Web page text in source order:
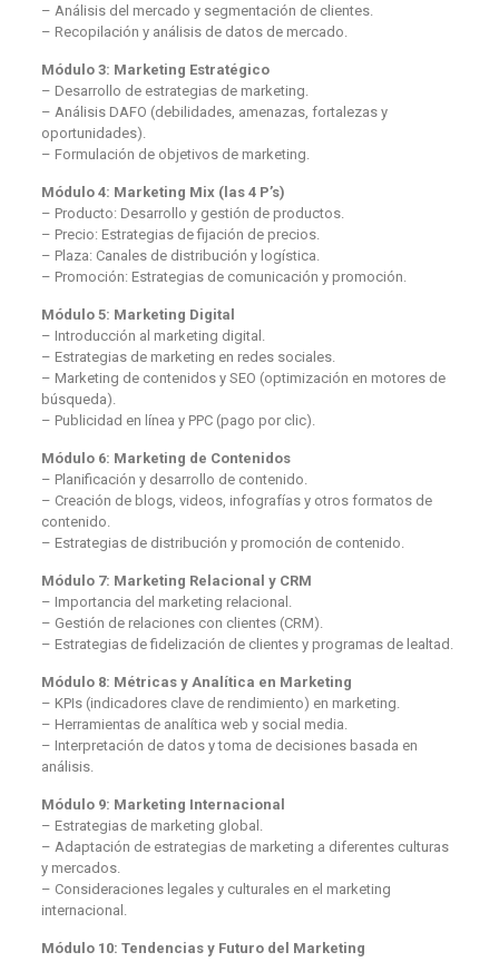
– Análisis del mercado y segmentación de clientes.
– Recopilación y análisis de datos de mercado.
Módulo 3: Marketing Estratégico
– Desarrollo de estrategias de marketing.
– Análisis DAFO (debilidades, amenazas, fortalezas y
oportunidades).
– Formulación de objetivos de marketing.
Módulo 4: Marketing Mix (las 4 P’s)
– Producto: Desarrollo y gestión de productos.
– Precio: Estrategias de fijación de precios.
– Plaza: Canales de distribución y logística.
– Promoción: Estrategias de comunicación y promoción.
Módulo 5: Marketing Digital
– Introducción al marketing digital.
– Estrategias de marketing en redes sociales.
– Marketing de contenidos y SEO (optimización en motores de
búsqueda).
– Publicidad en línea y PPC (pago por clic).
Módulo 6: Marketing de Contenidos
– Planificación y desarrollo de contenido.
– Creación de blogs, videos, infografías y otros formatos de
contenido.
– Estrategias de distribución y promoción de contenido.
Módulo 7: Marketing Relacional y CRM
– Importancia del marketing relacional.
– Gestión de relaciones con clientes (CRM).
– Estrategias de fidelización de clientes y programas de lealtad.
Módulo 8: Métricas y Analítica en Marketing
– KPIs (indicadores clave de rendimiento) en marketing.
– Herramientas de analítica web y social media.
– Interpretación de datos y toma de decisiones basada en
análisis.
Módulo 9: Marketing Internacional
– Estrategias de marketing global.
– Adaptación de estrategias de marketing a diferentes culturas
y mercados.
– Consideraciones legales y culturales en el marketing
internacional.
Módulo 10: Tendencias y Futuro del Marketing